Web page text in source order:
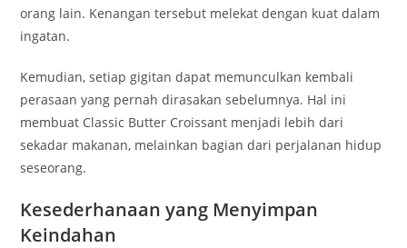
orang lain. Kenangan tersebut melekat dengan kuat dalam
ingatan.
Kemudian, setiap gigitan dapat memunculkan kembali
perasaan yang pernah dirasakan sebelumnya. Hal ini
membuat Classic Butter Croissant menjadi lebih dari
sekadar makanan, melainkan bagian dari perjalanan hidup
seseorang.
Kesederhanaan yang Menyimpan
Keindahan